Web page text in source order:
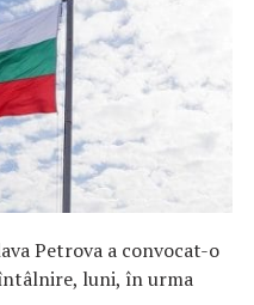
Petrova a convocat-o
luni, în urma